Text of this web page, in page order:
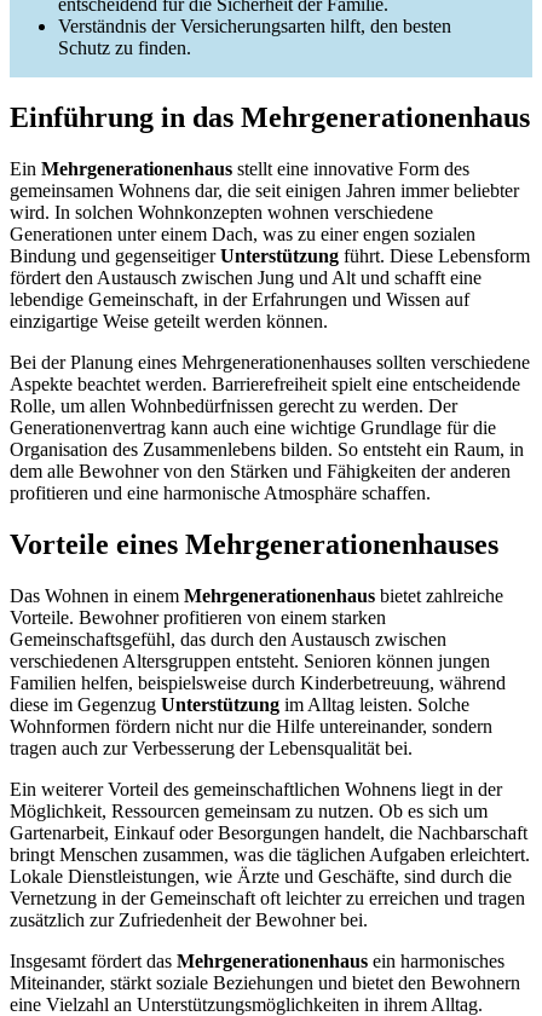
entscheidend für die Sicherheit der Familie.
Verständnis der Versicherungsarten hilft, den besten
Schutz zu finden.
Einführung in das Mehrgenerationenhaus
Ein Mehrgenerationenhaus stellt eine innovative Form des
gemeinsamen Wohnens dar, die seit einigen Jahren immer beliebter
wird. In solchen Wohnkonzepten wohnen verschiedene
Generationen unter einem Dach, was zu einer engen sozialen
Bindung und gegenseitigerUnterstützung führt. Diese Lebensform
fördert den Austausch zwischen Jung und Alt und schafft eine
lebendige Gemeinschaft, in der Erfahrungen und Wissen auf
einzigartige Weise geteilt werden können.
Bei der Planung eines Mehrgenerationenhauses sollten verschiedene
Aspekte beachtet werden. Barrierefreiheit spielt eine entscheidende
Rolle, um allen Wohnbedürfnissen gerecht zu werden. Der
Generationenvertrag kann auch eine wichtige Grundlage für die
Organisation des Zusammenlebens bilden. So entsteht ein Raum, in
dem alle Bewohner von den Stärken und Fähigkeiten der anderen
profitieren und eine harmonische Atmosphäre schaffen.
Vorteile eines Mehrgenerationenhauses
Das Wohnen in einem Mehrgenerationenhaus bietet zahlreiche
Vorteile. Bewohner profitieren von einem starken
Gemeinschaftsgefühl, das durch den Austausch zwischen
verschiedenen Altersgruppen entsteht. Senioren können jungen
Familien helfen, beispielsweise durch Kinderbetreuung, während
diese im Gegenzug Unterstützung im Alltag leisten. Solche
Wohnformen fördern nicht nur die Hilfe untereinander, sondern
tragen auch zur Verbesserung der Lebensqualität bei.
Ein weiterer Vorteil des gemeinschaftlichen Wohnens liegt in der
Möglichkeit, Ressourcen gemeinsam zu nutzen. Ob es sich um
Gartenarbeit, Einkauf oder Besorgungen handelt, die Nachbarschaft
bringt Menschen zusammen, was die täglichen Aufgaben erleichtert.
Lokale Dienstleistungen, wie Ärzte und Geschäfte, sind durch die
Vernetzung in der Gemeinschaft oft leichter zu erreichen und tragen
zusätzlich zur Zufriedenheit der Bewohner bei.
Insgesamt fördert das Mehrgenerationenhaus ein harmonisches
Miteinander, stärkt soziale Beziehungen und bietet den Bewohnern
eine Vielzahl an Unterstützungsmöglichkeiten in ihrem Alltag.